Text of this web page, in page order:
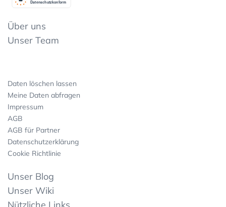
Datenschutzkonform
Über uns
Unser Team
Daten löschen lassen
Meine Daten abfragen
Impressum
AGB
AGB für Partner
Datenschutzerklärung
Cookie Richtlinie
Unser Blog
Unser Wiki